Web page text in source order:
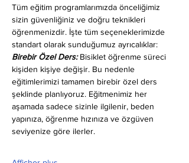
Tüm eğitim programlarımızda önceliğimiz
sizin güvenliğiniz ve doğru teknikleri
öğrenmenizdir. İşte tüm seçeneklerimizde
standart olarak sunduğumuz ayrıcalıklar:
Birebir Özel Ders: Bisiklet öğrenme süreci
kişiden kişiye değişir. Bu nedenle
eğitimlerimizi tamamen birebir özel ders
şeklinde planlıyoruz. Eğitmenimiz her
aşamada sadece sizinle ilgilenir, beden
yapınıza, öğrenme hızınıza ve özgüven
seviyenize göre ilerler.